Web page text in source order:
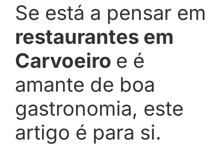
Se está a pensar em
restaurantes em
Carvoeiro e é
amante de boa
gastronomia, este
artigo é para si.